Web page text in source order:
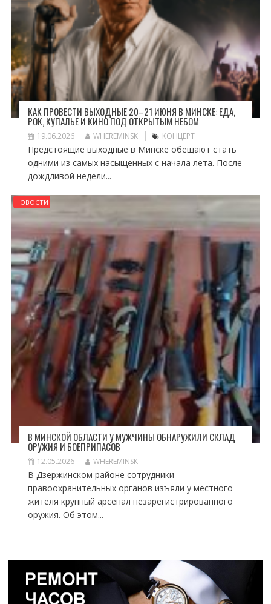
КАК ПРОВЕСТИ ВЫХОДНЫЕ 20–21 ИЮНЯ В МИНСКЕ: ЕДА,
РОК, КУПАЛЬЕ И КИНО ПОД ОТКРЫТЫМ НЕБОМ
19.06.2026 WHEREMINSK КОНЦЕРТ
Предстоящие выходные в Минске обещают стать
одними из самых насыщенных с начала лета. После
дождливой недели...
НОВОСТИ
В МИНСКОЙ ОБЛАСТИ У МУЖЧИНЫ ОБНАРУЖИЛИ СКЛАД
ОРУЖИЯ И БОЕПРИПАСОВ
12.05.2026 WHEREMINSK
В Дзержинском районе сотрудники
правоохранительных органов изъяли у местного
жителя крупный арсенал незарегистрированного
оружия. Об этом...